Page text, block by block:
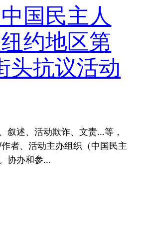
国民主人
约地区第
头抗议活动
叙述、活动欺诈、文责…等，
者、活动主办组织（中国民主
协办和参…